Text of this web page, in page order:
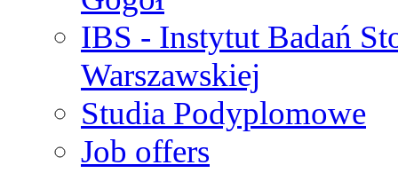
IBS - Instytut Badań
Warszawskiej
Studia Podyplomowe
Job offers